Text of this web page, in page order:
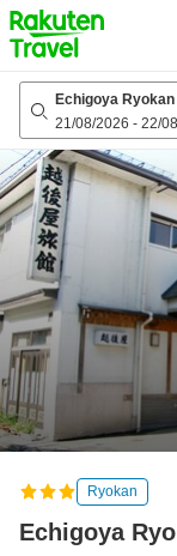
to
top
page
Echigoya
21/08/2026 - 22/
Ryokan
Echigoya